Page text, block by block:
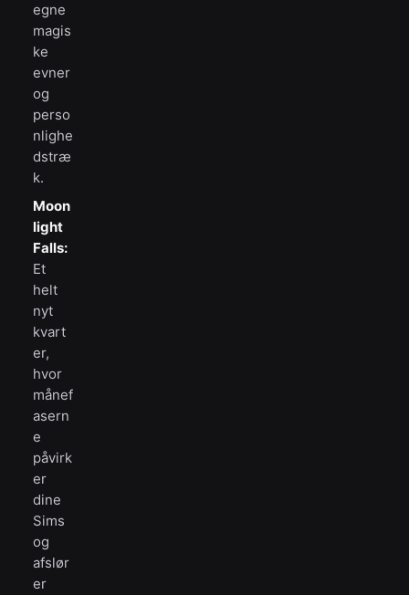
egne
magis
ke
evner
og
perso
nlighe
dstræ
k.
Moon
light
Falls:
Et
helt
nyt
kvart
er,
hvor
månef
asern
e
påvirk
er
dine
Sims
og
afslør
er